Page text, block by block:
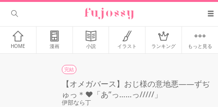
HOME 漫画 小説 イラスト ランキング もっと見る
完結
【オメガバース】おじ様の意地悪——ずぢ
ゅっ＊❤︎「あ”っ……っ/////」
伊部なら丁